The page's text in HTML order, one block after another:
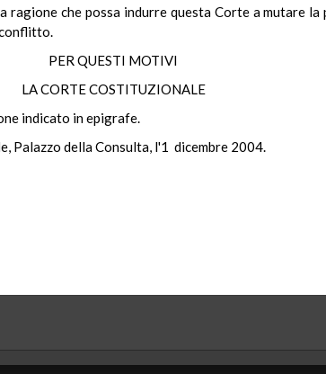
ragione che possa indurre questa Corte a mutare
PER QUESTI MOTIVI
LA CORTE COSTITUZIONALE
indicato in epigrafe.
Palazzo della Consulta, l'1 dicembre 2004.